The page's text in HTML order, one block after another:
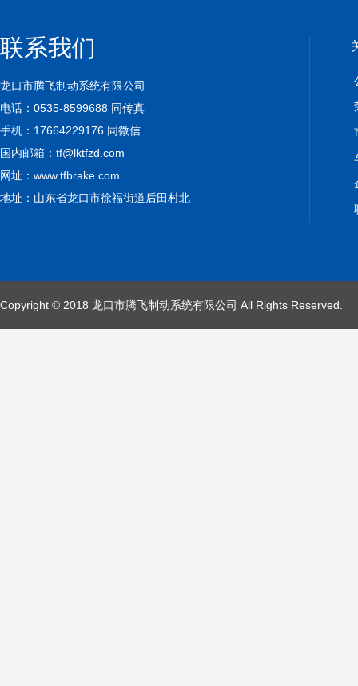
联系我们
龙口市腾飞制动系统有限公司
电话：0535-8599688 同传真
手机：17664229176 同微信
国内邮箱： tf@lktfzd.com
网址：www.tfbrake.com
地址：山东省龙口市徐福街道后田村北
Copyright © 2018 龙口市腾飞制动系统有限公司 All Rights Reserved.